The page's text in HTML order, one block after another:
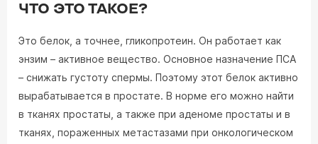
ЧТО ЭТО ТАКОЕ?
Это белок, а точнее, гликопротеин. Он работает как
энзим – активное вещество. Основное назначение ПСА
– снижать густоту спермы. Поэтому этот белок активно
вырабатывается в простате. В норме его можно найти
в тканях простаты, а также при аденоме простаты и в
тканях, пораженных метастазами при онкологическом